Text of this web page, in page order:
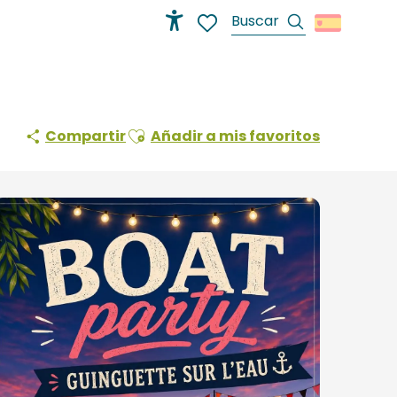
Buscar
CompartirAjouter aux favoris
Añadir a mis favoritos